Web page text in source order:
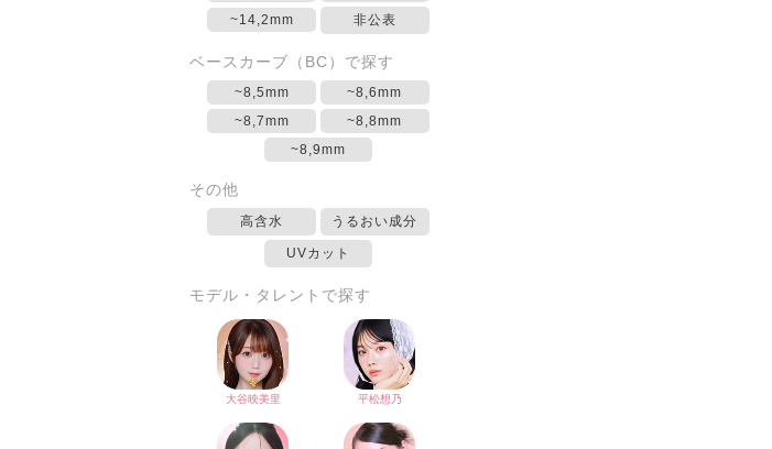
~14,2mm
非公表
ベースカーブ（BC）で探す
~8,5mm
~8,6mm
~8,7mm
~8,8mm
~8,9mm
その他
高含水 うるおい成分
UVカット
モデル・タレントで探す